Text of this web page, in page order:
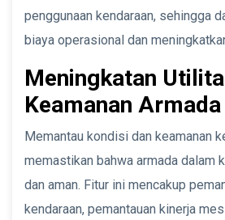
penggunaan kendaraan, sehingga
biaya operasional dan
Meningkatan
Keamanan Armada
Memantau kondisi dan keamanan
memastikan bahwa armada dalam
dan aman. Fitur ini mencakup
kendaraan, pemantauan kinerja